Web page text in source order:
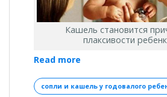
Кашель становится
плаксивости
Read more
годовалого
сопли и кашель у годовалого